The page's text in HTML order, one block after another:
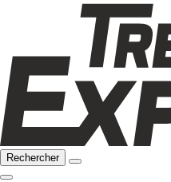
Rechercher